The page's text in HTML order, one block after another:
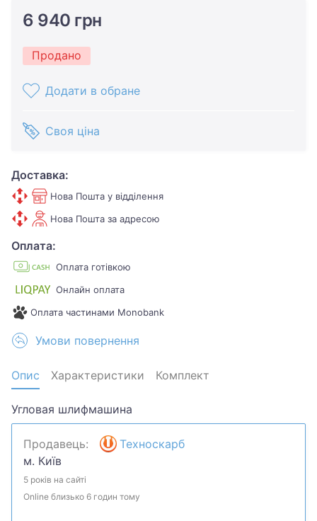
6 940 грн
Продано
Додати в обране
Своя ціна
Доставка:
Нова Пошта у відділення
Нова Пошта за адресою
Оплата:
Оплата готівкою
Онлайн оплата
Оплата частинами Monobank
Умови повернення
Опис Характеристики Комплект
Угловая шлифмашина
Продавець:
Техноскарб
м. Київ
5 років на сайті
Online близько 6 годин тому